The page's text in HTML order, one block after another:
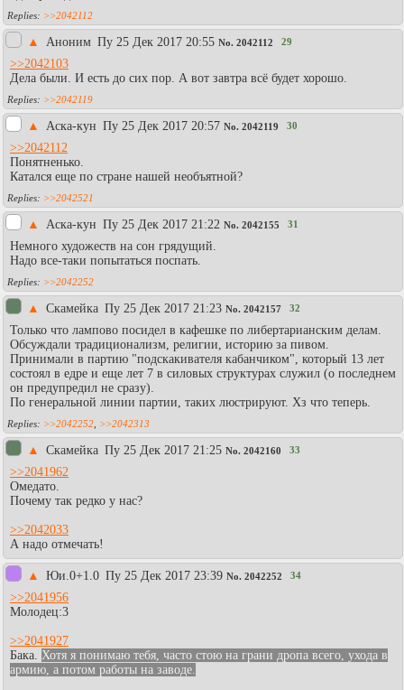
>>2042112
▲ Аноним Пy 25 Дек 2017 20:55 No. 2042112 29
>>2042103
Дела были. И есть до сих пор. А вот завтра всё будет хорошо.
>>2042119
▲ Аска-кун Пy 25 Дек 2017 20:57 No. 2042119 30
>>2042112
Понятненько.
Катался еще по стране нашей необъятной?
>>2042521
▲ Аска-кун Пy 25 Дек 2017 21:22 No. 2042155 31
Немного художеств на сон грядущий.
Надо все-таки попытаться поспать.
>>2042252
▲ Скамейка Пy 25 Дек 2017 21:23 No. 2042157 32
Только что лампово посидел в кафешке по либертарианским делам.
Обсуждали традиционализм, религии, историю за пивом.
Принимали в партию "подскакивателя кабанчиком", который 13 лет
состоял в едре и еще лет 7 в силовых структурах служил (о последнем
он предупредил не сразу).
По генеральной линии партии, таких люстрируют. Хз что теперь.
>>2042252 >>2042313
▲ Скамейка Пy 25 Дек 2017 21:25 No. 2042160 33
>>2041962
Омедато.
Почему так редко у нас?
>>2042033
А надо отмечать!
▲ Юи.0+1.0 Пy 25 Дек 2017 23:39 No. 2042252 34
>>2041956
Молодец:3
>>2041927
Бака. Хотя я понимаю тебя, часто стою на грани дропа всего, ухода в
армию, а потом работы на заводе.